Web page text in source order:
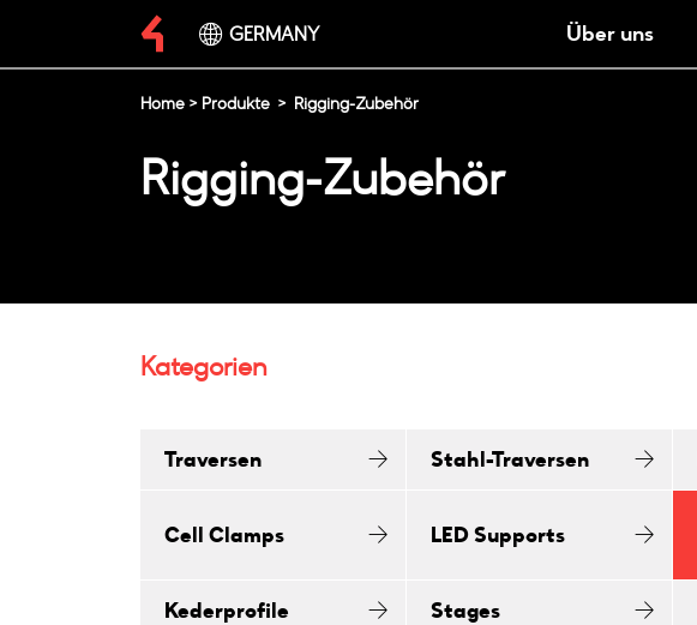
GERMANY Über uns
Home > Produkte > Rigging-Zubehör
Rigging-Zubehör
Kategorien
Traversen Stahl-Traversen
Cell Clamps LED Supports
Kederprofile Stages